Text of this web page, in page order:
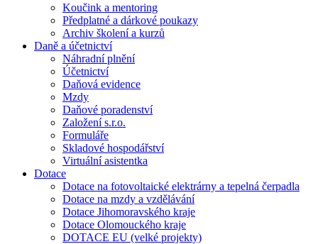
Koučink a mentoring
Předplatné a dárkové poukazy
Archiv školení a kurzů
Daně a účetnictví
Náhradní plnění
Účetnictví
Daňová evidence
Mzdy
Daňové poradenství
Založení s.r.o.
Formuláře
Skladové hospodářství
Virtuální asistentka
Dotace
Dotace na fotovoltaické elektrárny a tepelná čerpadla
Dotace na mzdy a vzdělávání
Dotace Jihomoravského kraje
Dotace Olomouckého kraje
DOTACE EU (velké projekty)